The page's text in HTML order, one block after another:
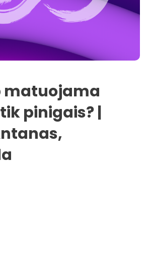
matuojama
pinigais? |